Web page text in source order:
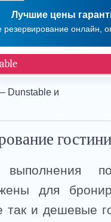
Лучшие цены
резервирование онлайн,
Dunstable и
выполнения
для
так и дешевые